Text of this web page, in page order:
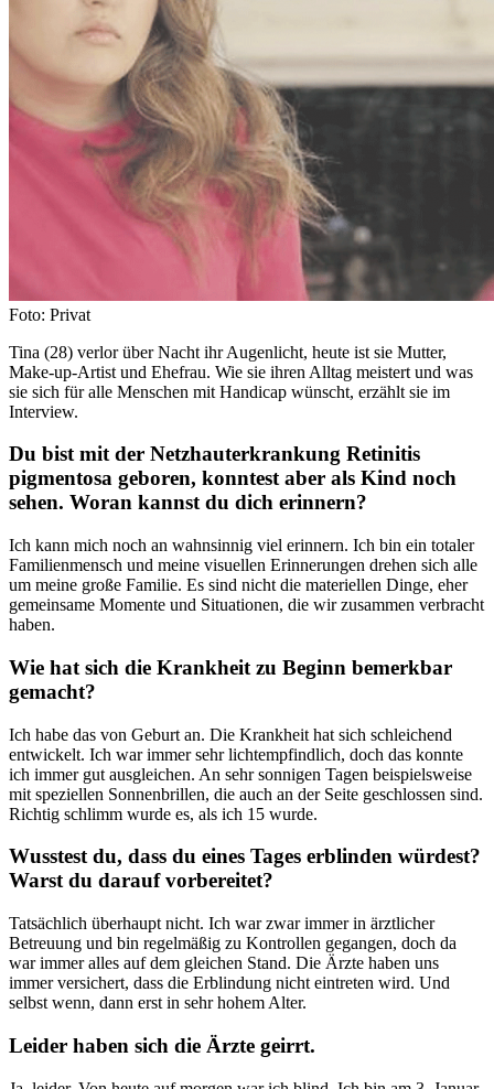
Foto: Privat
Tina (28) verlor über Nacht ihr Augenlicht, heute ist sie Mutter,
Make-up-Artist und Ehefrau. Wie sie ihren Alltag meistert und was
sie sich für alle Menschen mit Handicap wünscht, erzählt sie im
Interview.
Du bist mit der Netzhauterkrankung Retinitis
pigmentosa geboren, konntest aber als Kind noch
sehen. Woran kannst du dich erinnern?
Ich kann mich noch an wahnsinnig viel erinnern. Ich bin ein totaler
Familienmensch und meine visuellen Erinnerungen drehen sich alle
um meine große Familie. Es sind nicht die materiellen Dinge, eher
gemeinsame Momente und Situationen, die wir zusammen verbracht
haben.
Wie hat sich die Krankheit zu Beginn bemerkbar
gemacht?
Ich habe das von Geburt an. Die Krankheit hat sich schleichend
entwickelt. Ich war immer sehr lichtempfindlich, doch das konnte
ich immer gut ausgleichen. An sehr sonnigen Tagen beispielsweise
mit speziellen Sonnenbrillen, die auch an der Seite geschlossen sind.
Richtig schlimm wurde es, als ich 15 wurde.
Wusstest du, dass du eines Tages erblinden würdest?
Warst du darauf vorbereitet?
Tatsächlich überhaupt nicht. Ich war zwar immer in ärztlicher
Betreuung und bin regelmäßig zu Kontrollen gegangen, doch da
war immer alles auf dem gleichen Stand. Die Ärzte haben uns
immer versichert, dass die Erblindung nicht eintreten wird. Und
selbst wenn, dann erst in sehr hohem Alter.
Leider haben sich die Ärzte geirrt.